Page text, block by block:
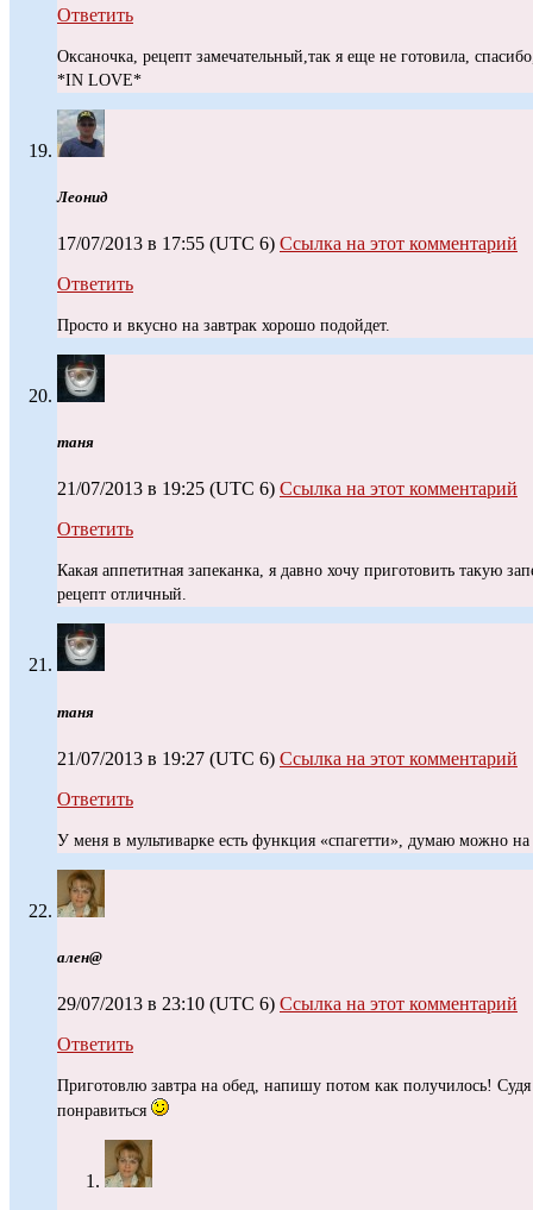
Ответить
Оксаночка, рецепт замечательный,так я еще не готовила,
*IN LOVE*
Леонид
17/07/2013 в 17:55 (UTC 6) Ссылка на этот комментарий
Ответить
Просто и вкусно на завтрак хорошо подойдет.
таня
21/07/2013 в 19:25 (UTC 6) Ссылка на этот комментарий
Ответить
Какая аппетитная запеканка, я давно хочу приготовить такую
рецепт отличный.
таня
21/07/2013 в 19:27 (UTC 6) Ссылка на этот комментарий
Ответить
У меня в мультиварке есть функция «спагетти», думаю можно
ален@
29/07/2013 в 23:10 (UTC 6) Ссылка на этот комментарий
Ответить
Приготовлю завтра на обед, напишу потом как получилось!
понравиться